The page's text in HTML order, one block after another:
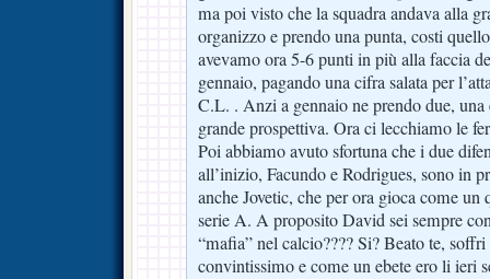
ma poi visto che la squadra andava alla
organizzo e prendo una punta, costi
avevamo ora 5-6 punti in più alla faccia
gennaio, pagando una cifra salata per
C.L. . Anzi a gennaio ne prendo due, una
grande prospettiva. Ora ci lecchiamo le
Poi abbiamo avuto sfortuna che i due
all’inizio, Facundo e Rodrigues, sono in
anche Jovetic, che per ora gioca come
serie A. A proposito David sei sempre
“mafia” nel calcio???? Si? Beato te,
convintissimo e come un ebete ero li ieri